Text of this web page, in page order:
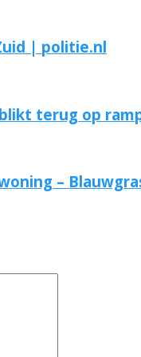
| politie.nl
terug op
–